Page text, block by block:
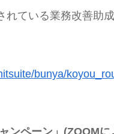
れている業務改善助
bunya/